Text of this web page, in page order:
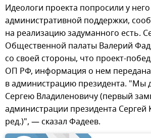
Идеологи проекта попросили у него
административной поддержки,
на реализацию задуманного есть.
Общественной палаты Валерий
со своей стороны, что проект-
ОП РФ, информация о нем передана
в администрацию президента. "Мы
Сергею Владиленовичу (первый
администрации президента
ред.)", — сказал Фадеев.